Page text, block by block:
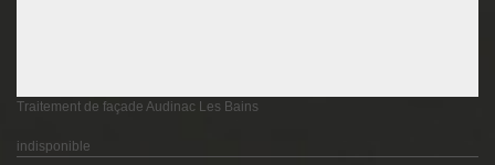
Traitement de façade Audinac Les Bains
indisponible